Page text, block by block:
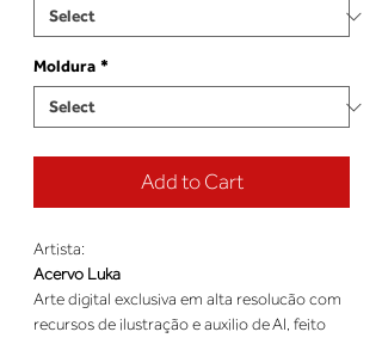
Moldura *
Add to Cart
Artista:
Acervo Luka
Arte digital exclusiva em alta resolucão com
recursos de ilustração e auxilio de AI, feito